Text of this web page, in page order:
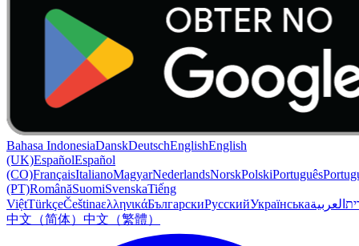
Bahasa IndonesiaDanskDeutschEnglishEnglish
(UK)EspañolEspañol
(CO)FrançaisItalianoMagyarNederlandsNorskPolskiPortuguês
(PT)RomânăSuomiSvenskaTiếng
ViệtTürkçeČeštinaελληνικάБългарскиРусскийУкраїнськаالعربية
中文（简体） 中文（繁體）